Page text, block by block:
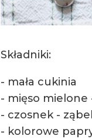
Składniki:
- mała cukinia
- mięso mielone
- czosnek -
- kolorowe